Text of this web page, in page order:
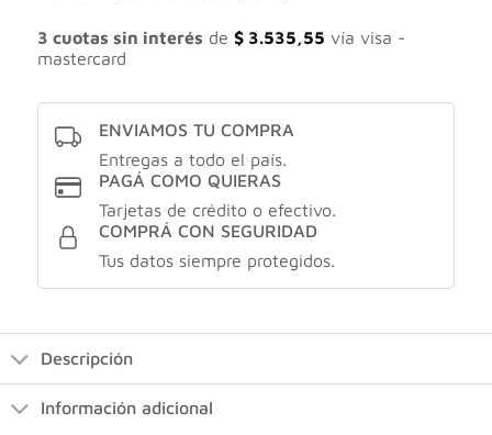
3 cuotas sin interés de $3.535,55 vía visa -
mastercard
ENVIAMOS TU COMPRA
Entregas a todo el país.
PAGÁ COMO QUIERAS
Tarjetas de crédito o efectivo.
COMPRÁ CON SEGURIDAD
Tus datos siempre protegidos.
Descripción
Información adicional